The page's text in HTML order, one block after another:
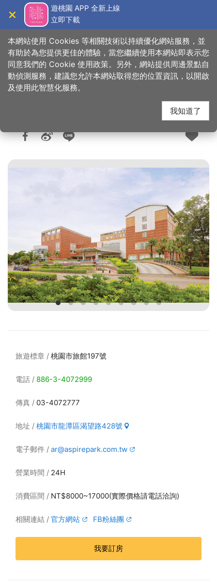
主
遊桃園 APP 全新上線
立即下載
首頁 > 想去的地方 > 住宿 > 旅館與民宿
渴望會館
人氣：2.8萬
旅遊標章 桃園市旅館197號
電話 886-3-4072999
傳真 03-4072777
地址 桃園市龍潭區渴望路428號
電子郵件 ar@aspirepark.com.tw
營業時間 24H
消費區間 NT$8000~17000(實際價格請電話洽詢)
相關連結 官方網站 FB粉絲團
我要訂房
本網站使用 Cookies 等相關技術以持續優化網站服務，並
有助於為您提供更佳的體驗，當您繼續使用本網站即表示您
同意我們的 Cookie 使用政策。另外，網站提供周邊景點自
動偵測服務，建議您允許本網站取得您的位置資訊，以開啟
及使用此智慧化服務。
我知道了